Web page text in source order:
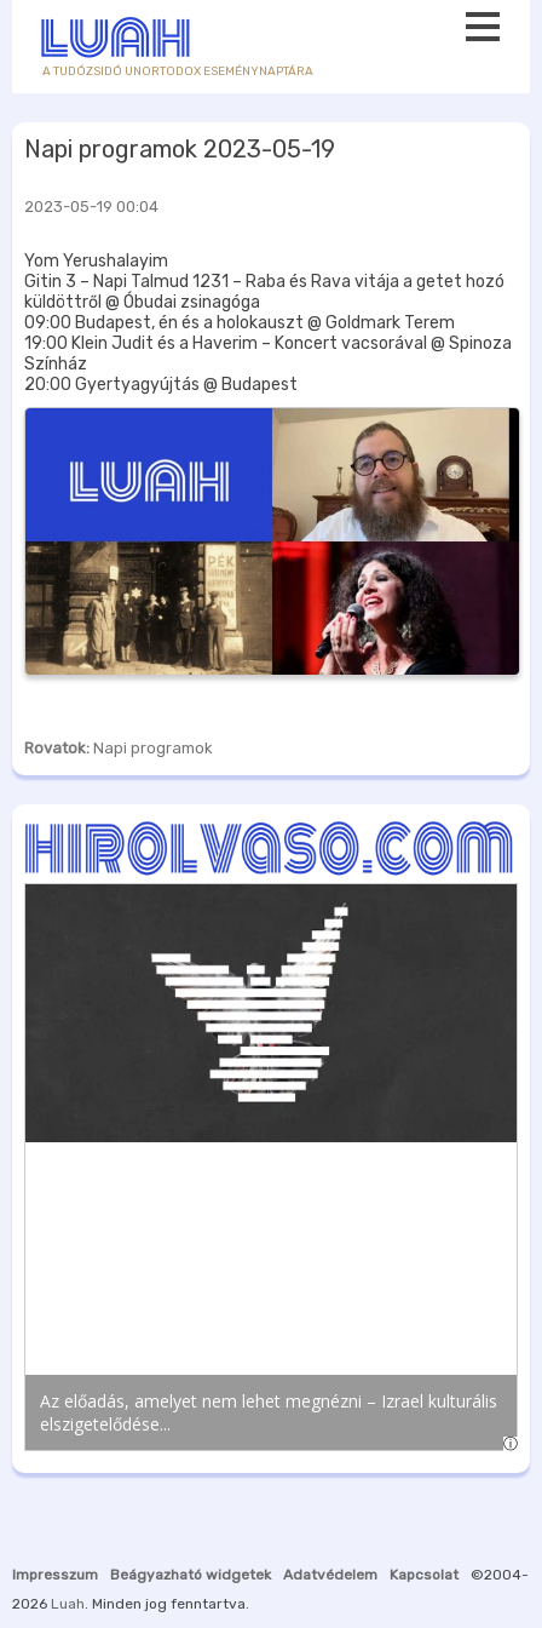
A TUDÓZSIDÓ UNORTODOX ESEMÉNYNAPTÁRA
Napi programok 2023-05-19
2023-05-19 00:04
Yom Yerushalayim
Gitin 3 – Napi Talmud 1231 – Raba és Rava vitája a getet hozó
küldöttről @ Óbudai zsinagóga
09:00 Budapest, én és a holokauszt @ Goldmark Terem
19:00 Klein Judit és a Haverim – Koncert vacsorával @ Spinoza
Színház
20:00 Gyertyagyújtás @ Budapest
Rovatok: Napi programok
Impresszum Beágyazható widgetek Adatvédelem Kapcsolat
©2004-
2026 Luah. Minden jog fenntartva.